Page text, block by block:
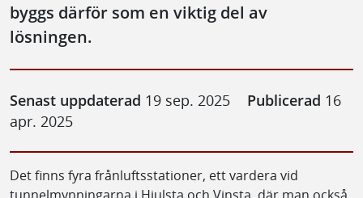
byggs därför som en viktig del av
lösningen.
Senast uppdaterad 19 sep. 2025 Publicerad 16
apr. 2025
Det finns fyra frånluftsstationer, ett vardera vid
tunnelmynningarna i Hjulsta och Vinsta, där man också